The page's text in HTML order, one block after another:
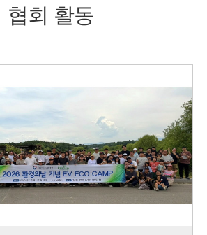
협회 활동